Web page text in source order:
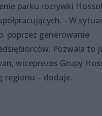
parku rozrywki
- W
poprzez generowanie
Pozwala to
wiceprezes Grupy
regionu – dodaje.